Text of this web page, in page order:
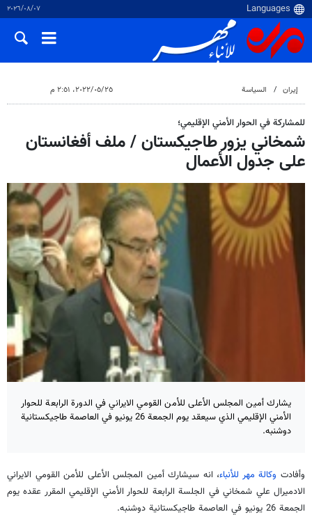
٠٧‏/٠٨‏/٢٠٢٦
إيران السياسة ٢٥‏/٠٥‏/٢٠٢٢، ٢:٥١ م
للمشاركة في الحوار الأمني الإقليمي؛
شمخاني يزور طاجيكستان / ملف أفغانستان
على جدول الأعمال
يشارك أمين المجلس الأعلى للأمن القومي الايراني في الدورة الرابعة للحوار
الأمني الإقليمي الذي سيعقد يوم الجمعة 26 يونيو في العاصمة طاجيكستانية
دوشنبه.
وأفادت وكالة مهر للأنباء، انه سيشارك أمين المجلس الأعلى للأمن القومي الايراني
الادميرال علي شمخاني في الجلسة الرابعة للحوار الأمني الإقليمي المقرر عقده يوم
الجمعة 26 يونيو في العاصمة طاجيكستانية دوشنبه.